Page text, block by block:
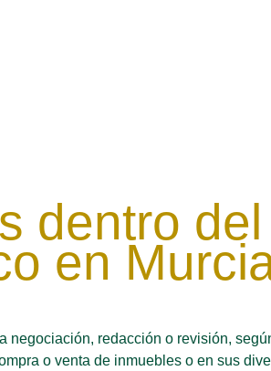
dentro
en
redacción o revisión,
o venta de inmuebles o en sus